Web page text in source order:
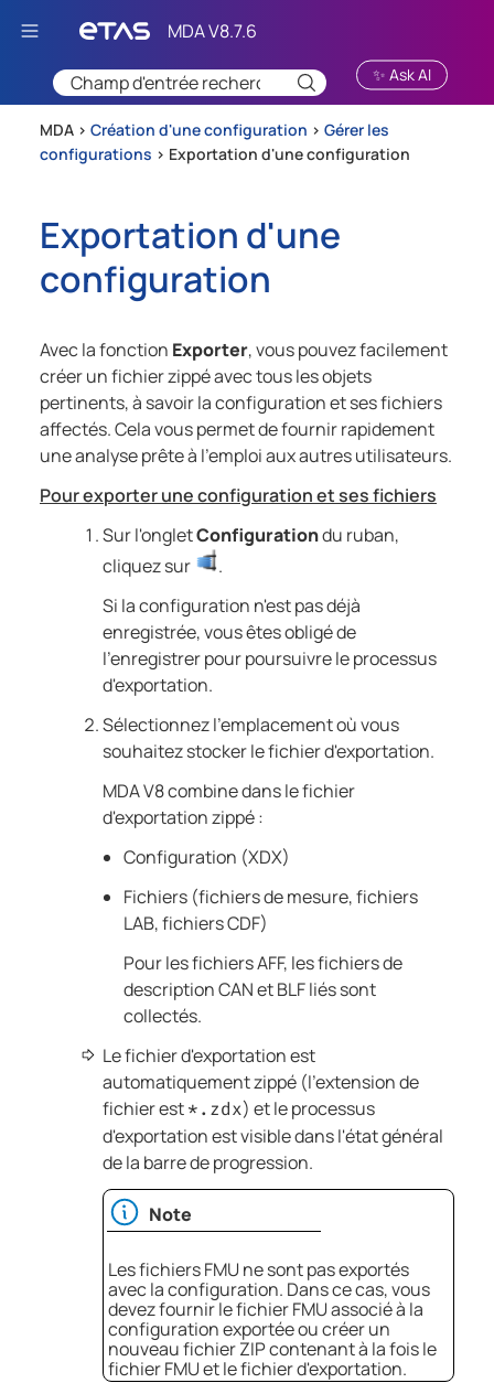
Passer au contenu principal
✨ Ask AI
MDA > Création d'une configuration > Gérer les
configurations > Exportation d'une configuration
Exportation d'une
configuration
Avec la fonction Exporter, vous pouvez facilement
créer un fichier zippé avec tous les objets
pertinents, à savoir la configuration et ses fichiers
affectés. Cela vous permet de fournir rapidement
une analyse prête à l'emploi aux autres utilisateurs.
Pour exporter une configuration et ses fichiers
Sur l'ongletConfigurationdu ruban,
cliquez sur
.
Si la configuration n'est pas déjà
enregistrée, vous êtes obligé de
l'enregistrer pour poursuivre le processus
d'exportation.
Sélectionnez l'emplacement où vous
souhaitez stocker le fichier d'exportation.
MDA V8combine dans le fichier
d'exportation zippé :​
Configuration (XDX)​
Fichiers (fichiers de mesure, fichiers
LAB, fichiers CDF)
Pour les fichiers AFF, les fichiers de
description CAN et BLF liés sont
collectés.​
Le fichier d'exportation est
automatiquement zippé (l'extension de
fichier est*.zdx) et le processus
d'exportation est visible dans l'état général
de la barre de progression.
Note
Les fichiers FMU ne sont pas exportés
avec la configuration. Dans ce cas, vous
devez fournir le fichier FMU associé à la
configuration exportée ou créer un
nouveau fichier ZIP contenant à la fois le
fichier FMU et le fichier d'exportation.